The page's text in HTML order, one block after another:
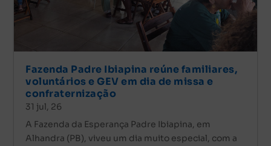
Fazenda Padre Ibiapina reúne familiares,
voluntários e GEV em dia de missa e
confraternização
31 jul, 26
A Fazenda da Esperança Padre Ibiapina, em
Alhandra (PB), viveu um dia muito especial, com a